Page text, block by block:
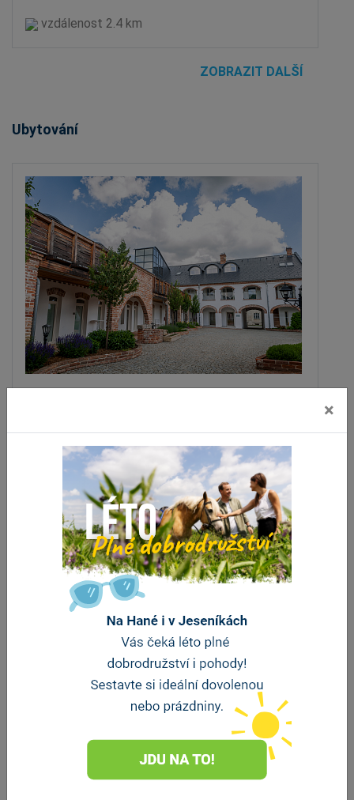
vzdálenost 2.4 km
ZOBRAZIT DALŠÍ
Ubytování
Slatinice
vzdálenost 3.5 km
Hotel Tennis Club Prostějov
×